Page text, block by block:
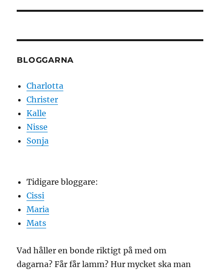
BLOGGARNA
Charlotta
Christer
Kalle
Nisse
Sonja
Tidigare bloggare:
Cissi
Maria
Mats
Vad håller en bonde riktigt på med om
dagarna? Får får lamm? Hur mycket ska man